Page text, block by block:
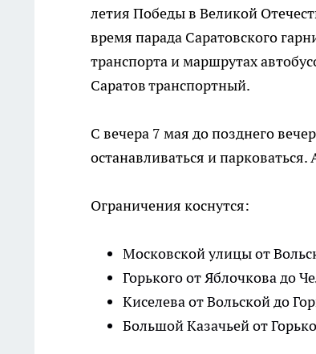
летия Победы в Великой
время парада Саратовского
транспорта и маршрутах
Саратов транспортный.
С вечера 7 мая до позднего
останавливаться и
Ограничения коснутся:
Московской улицы от
Горького от Яблочкова до
Киселева от Вольской до
Большой Казачьей от